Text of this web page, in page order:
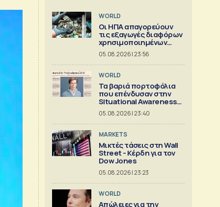
WORLD
Οι ΗΠΑ απαγορεύουν
τις εξαγωγές διαφόρων
χρησιμοποιημένων
κρίσιμων ορυκτών
05.08.2026 | 23:56
WORLD
Τα βαριά πορτοφόλια
που επένδυσαν στην
Situational Awareness
πριν καταρρεύσει
05.08.2026 | 23:40
MARKETS
Μικτές τάσεις στη Wall
Street - Κέρδη για τον
Dow Jones
05.08.2026 | 23:23
WORLD
Απώλειες για την